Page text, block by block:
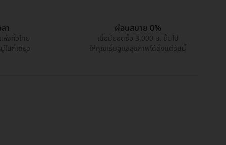
า
งทั่วไทย
ในที่เดียว
ผ่อนสบาย 0%
เมื่อมียอดซื้อ 3,000 บ. ขึ้นไป
ให้คุณเริ่มดูแลสุขภาพได้ตั้งแต่วันนี้